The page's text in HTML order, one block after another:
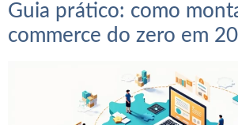
Guia prático: como
commerce do zero em